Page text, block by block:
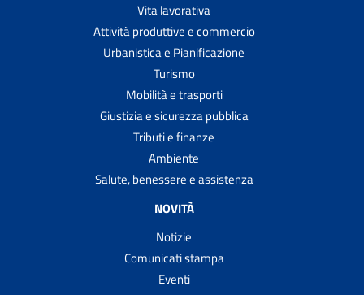
Vita lavorativa
Attività produttive e commercio
Urbanistica e Pianificazione
Turismo
Mobilità e trasporti
Giustizia e sicurezza pubblica
Tributi e finanze
Ambiente
Salute, benessere e assistenza
NOVITÀ
Notizie
Comunicati stampa
Eventi